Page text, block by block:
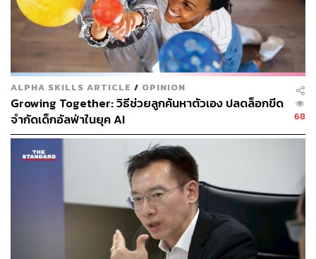
โดยงบประมาณปี 2567 มุ่งเน้นทำงานร่วมกับหน่วยงานหลัก
เพื่อสนับสนุนการสร้างระบบหลักประกันโอกาสทางการ
ศึกษา ป้องกันเด็กและเยาวชนไม่ให้หลุดจากระบบการศึกษา
กลไกส่งต่อให้เข้าสู่การศึกษาสูงกว่าภาคบังคับจนถึง
อุดมศึกษาหรือสายอาชีพ ทั้งยังช่วยเด็กและเยาวชนนอก
ระบบให้กลับเข้าสู่การเรียนรู้และพัฒนาทักษะชีวิต ทักษะ
อาชีพที่ตอบโจทย์ชีวิตตามศักยภาพและความถนัดเป็นราย
บุคคล นอกจากนี้ ยังครอบคลุมด้านการฟื้นฟูการเรียนรู้จาก
ผลกระทบโควิดให้กลับเข้าสู่ภาวะปกติ สนับสนุนการกระจา
ยอำนาจแก้ความเหลื่อมล้ำในระดับจังหวัดและพื้นที่ รวมถึง
การหนุนเสริมการพัฒนาคุณภาพสถานศึกษาและยกระดับ
ศักยภาพครูทั้งในและนอกระบบการศึกษา เพื่อส่งเสริมความ
เสมอภาคทางการศึกษาในภาพรวมของประเทศ
ALPHA SKILLS ARTICLE / OPINION
Growing Together: วิธีช่วยลูกค้นหาตัวเอง ปลดล็อกขีด
จำกัดเด็กอัลฟ่าในยุค AI
68